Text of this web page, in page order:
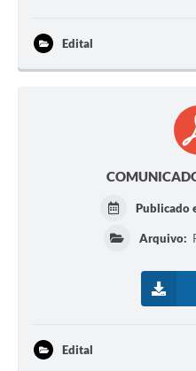
Edital
Publicado
Arquivo:
Edital